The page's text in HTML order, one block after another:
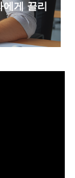
게 끌리